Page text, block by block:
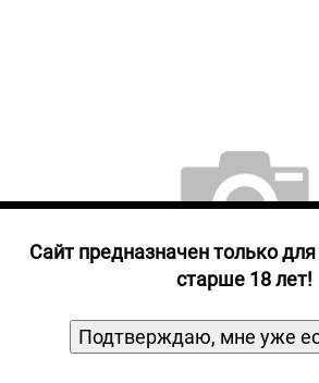
Cайт предназначен только
старше 18 лет!
Подтверждаю, мне уже